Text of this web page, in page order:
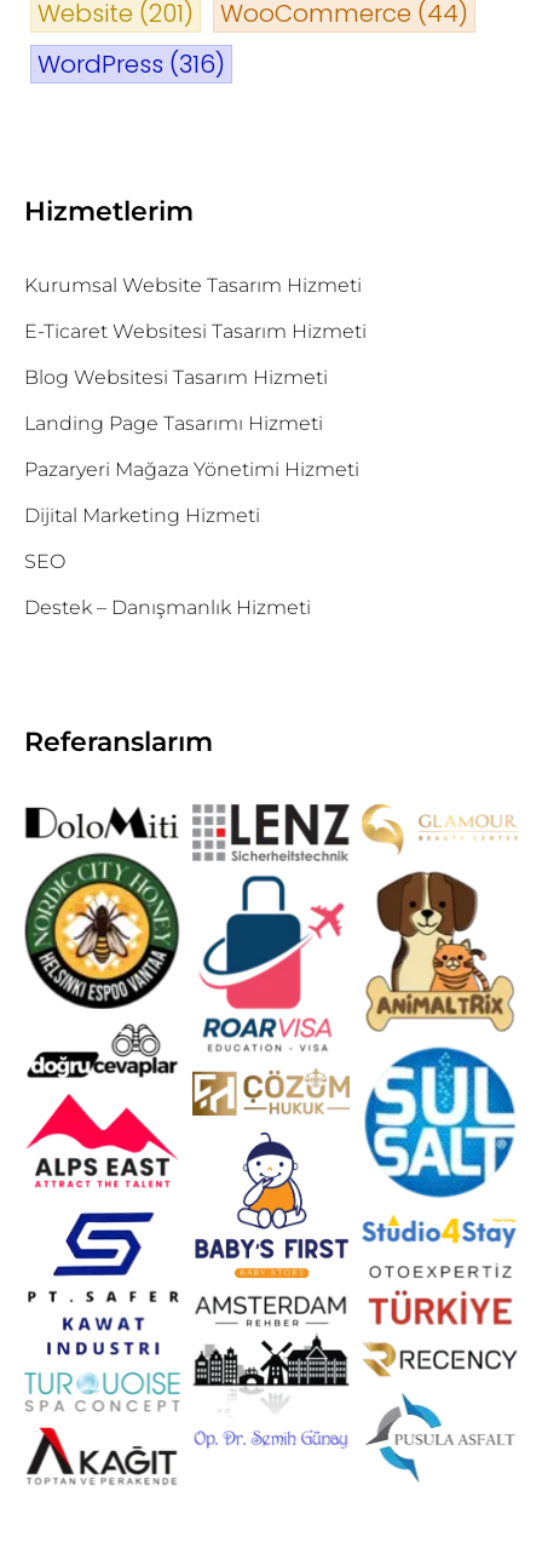
Website (201) WooCommerce (44)
WordPress (316)
Hizmetlerim
Kurumsal Website Tasarım Hizmeti
E-Ticaret Websitesi Tasarım Hizmeti
Blog Websitesi Tasarım Hizmeti
Landing Page Tasarımı Hizmeti
Pazaryeri Mağaza Yönetimi Hizmeti
Dijital Marketing Hizmeti
SEO
Destek – Danışmanlık Hizmeti
Referanslarım